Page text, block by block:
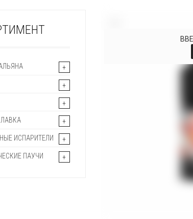
ИСПАРИТЕЛИ
ПАУЧИ